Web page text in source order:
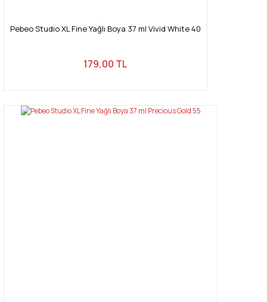
Pebeo Studio XL Fine Yağlı Boya 37 ml Vivid White 40
179,00 TL